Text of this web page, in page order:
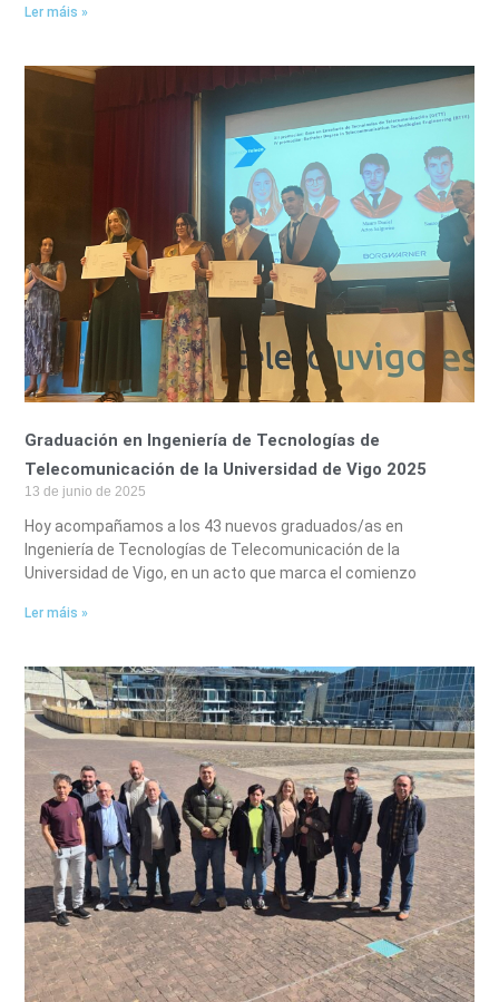
Ler máis »
Graduación en Ingeniería de Tecnologías de
Telecomunicación de la Universidad de Vigo 2025
13 de junio de 2025
Hoy acompañamos a los 43 nuevos graduados/as en
Ingeniería de Tecnologías de Telecomunicación de la
Universidad de Vigo, en un acto que marca el comienzo
Ler máis »